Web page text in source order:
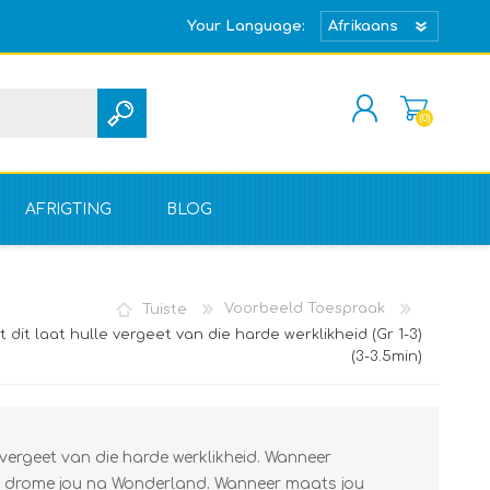
Your Language:
REGISTREER
TEKEN IN
(0)
AFRIGTING BLOG
Tuiste
Voorbeeld Toespraak
dit laat hulle vergeet van die harde werklikheid (Gr 1-3)
(3-3.5min)
van die harde werklikheid. Wanneer
drome jou na Wonderland. Wanneer maats jou